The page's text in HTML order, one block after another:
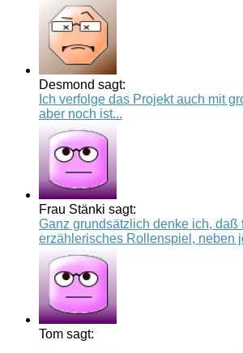
Desmond sagt:
Ich verfolge das Projekt auch mit
aber noch ist...
Frau Stänki sagt:
Ganz grundsätzlich denke ich, daß
erzählerisches Rollenspiel, neben
Tom sagt: